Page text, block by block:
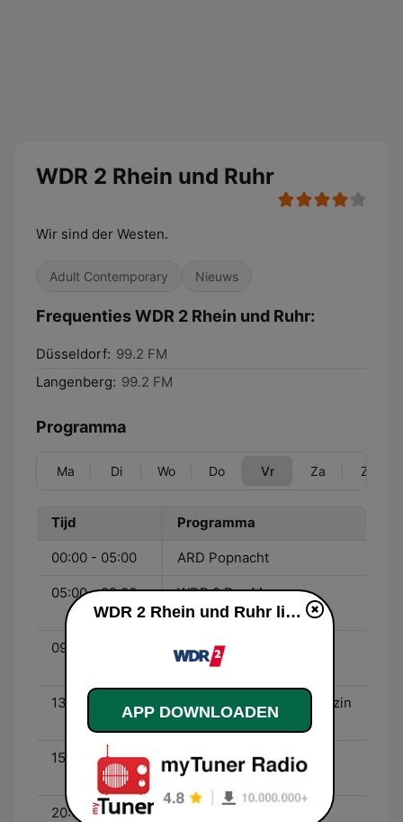
WDR 2 Rhein und Ruhr
Wir sind der Westen.
Adult Contemporary Nieuws
Frequenties WDR 2 Rhein und Ruhr:
Düsseldorf: 99.2 FM
Langenberg: 99.2 FM
Programma
Ma Di Wo Do Vr Za Zo
Tijd Programma
00:00 - 05:00 ARD Popnacht
05:00 - 09:00
WDR 2 Der Morgen -
Sabine Heinrich
09:00 - 13:00
WDR 2 Der Vormittag -
Jürgen Mayer
13:00 - 15:00
WDR 2 Das Mittagsmagazin
- Ralph Günther
15:00 - 20:00
WDR 2 Der Nachmittag -
Marco Schreyl
20:00 - 23:30
WDR 2 Rhein und Ruhr live luisteren
APP DOWNLOADEN